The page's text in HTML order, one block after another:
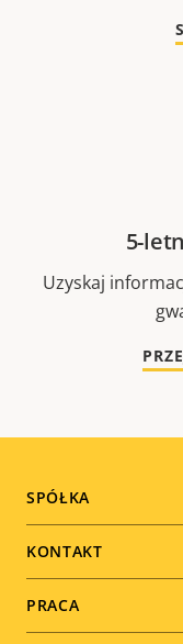
5-
Uzyskaj
Footer
menu
SPÓŁKA
KONTAKT
PRACA